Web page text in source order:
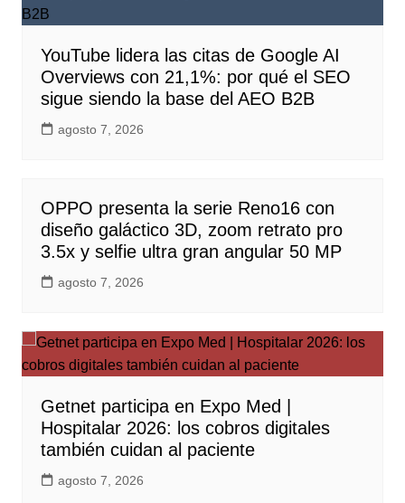
YouTube lidera las citas de Google AI
Overviews con 21,1%: por qué el SEO
sigue siendo la base del AEO B2B
agosto 7, 2026
OPPO presenta la serie Reno16 con
diseño galáctico 3D, zoom retrato pro
3.5x y selfie ultra gran angular 50 MP
agosto 7, 2026
Getnet participa en Expo Med |
Hospitalar 2026: los cobros digitales
también cuidan al paciente
agosto 7, 2026